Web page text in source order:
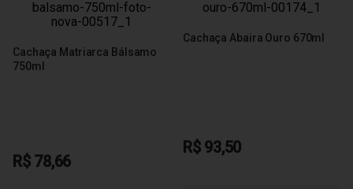
Cachaça Matriarca Bálsamo
750ml
R$ 78,66
Cachaça Abaira Ouro 670ml
R$ 93,50